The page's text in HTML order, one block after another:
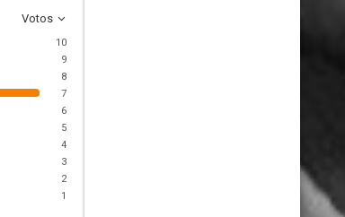
Votos
10
9
8
7
6
5
4
3
2
1